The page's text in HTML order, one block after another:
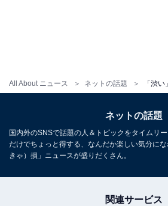
All About ニュース ネットの話題
ネットの話題
国内外のSNSで話題の人＆トピックをタイムリ
だけでちょっと得する、なんだか楽しい気分に
きゃ）損」ニュースが盛りだくさん。
関連サービス